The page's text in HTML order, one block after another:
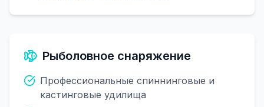
Рыболовное снаряжение
Профессиональные спиннинговые и
кастинговые удилища